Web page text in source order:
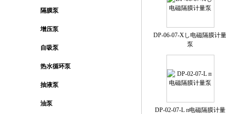
隔膜泵
增压泵
自吸泵
热水循环泵
抽液泵
油泵
DP-06-07-Xし电磁隔膜计
泵
DP-02-07-L п电磁隔膜计量